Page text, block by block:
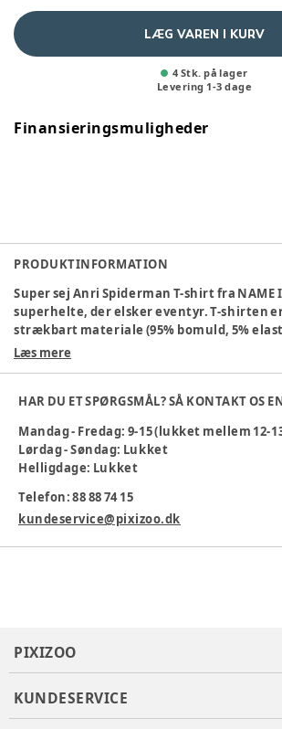
LÆG VAREN I KURV
4 Stk. på lager
Levering 1-3 dage
Finansieringsmuligheder
PRODUKTINFORMATION
Super sej Anri Spiderman T-shirt fra NAME
superhelte, der elsker eventyr. T-shirten
strækbart materiale (95% bomuld, 5%
behagelig at have på hele dagen.
Materiale: 95% bomuld, 5% elastan
Flot vintage indigo farve
Komfortabel pasform
Maskinvask 40°C
Farve:
Materiale:95% Cotton, 5% Elastane
Tøj størrelse:92 cm / 24 mdr.
Læs mere
HAR DU ET SPØRGSMÅL? SÅ KONTAKT OS
Mandag - Fredag: 9-15 (lukket mellem 12-
Lørdag - Søndag: Lukket
Helligdage: Lukket
Telefon: 88 88 74 15
kundeservice@pixizoo.dk
PIXIZOO
KUNDESERVICE